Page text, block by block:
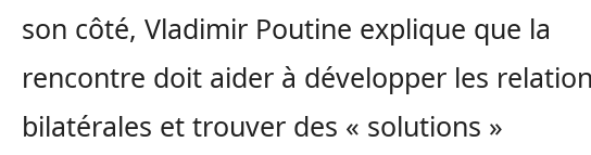
son côté, Vladimir Poutine explique que la
rencontre doit aider à développer les
bilatérales et trouver des « solutions »